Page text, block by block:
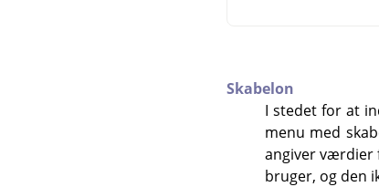
Skabelon
I stedet for at
menu med
angiver værdier
bruger, og den